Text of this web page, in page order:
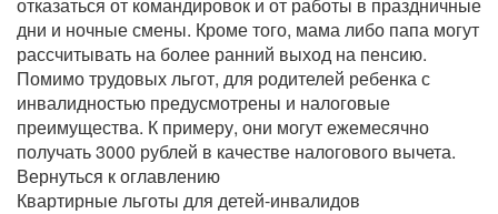
дни и ночные смены. Кроме того, мама либо папа могут
рассчитывать на более ранний выход на пенсию.
Помимо трудовых льгот, для родителей ребенка с
инвалидностью предусмотрены и налоговые
преимущества. К примеру, они могут ежемесячно
получать 3000 рублей в качестве налогового вычета.
Вернуться к оглавлению
Квартирные льготы для детей-инвалидов